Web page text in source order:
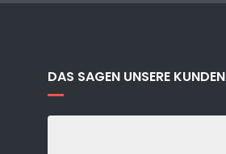
DAS SAGEN UNSERE KUNDEN